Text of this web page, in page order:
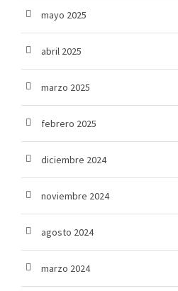
mayo 2025
abril 2025
marzo 2025
febrero 2025
diciembre 2024
noviembre 2024
agosto 2024
marzo 2024